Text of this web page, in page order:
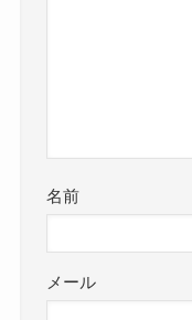
名前
メール